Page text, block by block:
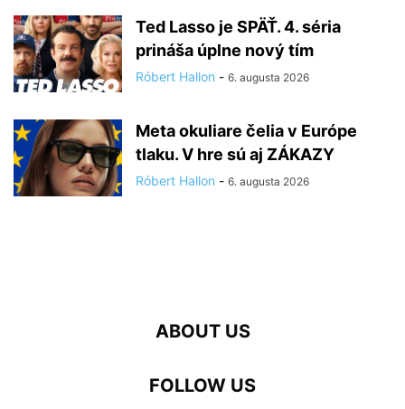
Ted Lasso je SPÄŤ. 4. séria
prináša úplne nový tím
Róbert Hallon - 6. augusta 2026
Meta okuliare čelia v Európe
tlaku. V hre sú aj ZÁKAZY
Róbert Hallon - 6. augusta 2026
ABOUT US
FOLLOW US